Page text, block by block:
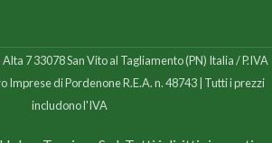
7 33078 San Vito al Tagliamento (PN) Italia / P.IVA
Imprese di Pordenone R.E.A. n. 48743 | Tutti i prezzi
includono l'IVA